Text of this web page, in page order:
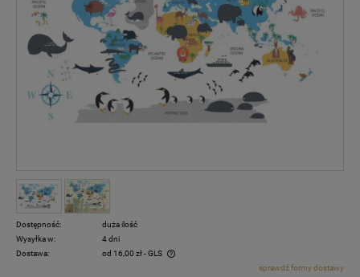
Dostępność:
duża ilość
Wysyłka w:
4 dni
Dostawa:
od 16,00 zł- GLS
Cena nie zawiera ewentualnych kosztów płatnościsprawdź formy dostawy